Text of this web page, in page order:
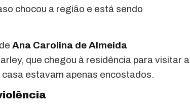
chocou a região e está sendo
Ana Carolina de Almeida
que chegou à residência para visitar a
estavam apenas encostados.